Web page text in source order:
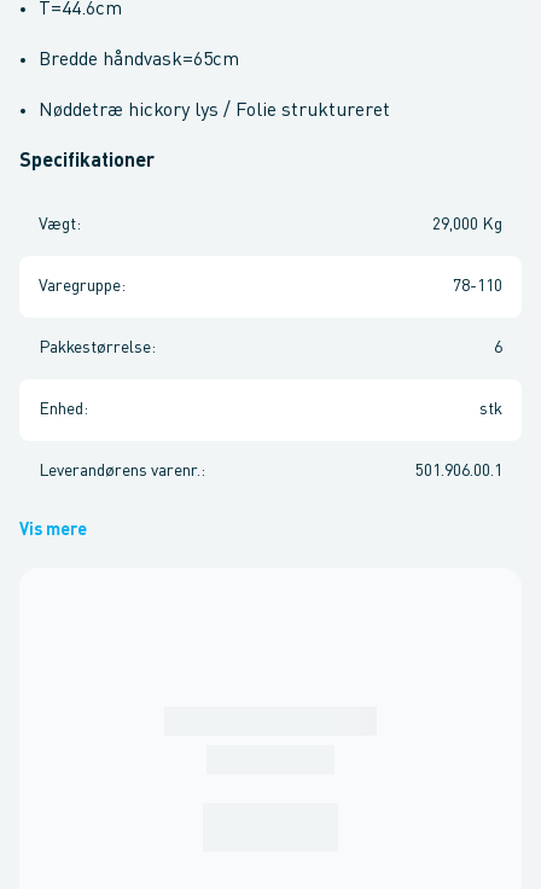
T=44.6cm
Bredde håndvask=65cm
Nøddetræ hickory lys / Folie struktureret
Specifikationer
Vægt: 29,000 Kg
Varegruppe: 78-110
Pakkestørrelse: 6
Enhed : stk
Leverandørens varenr. : 501.906.00.1
Vis mere